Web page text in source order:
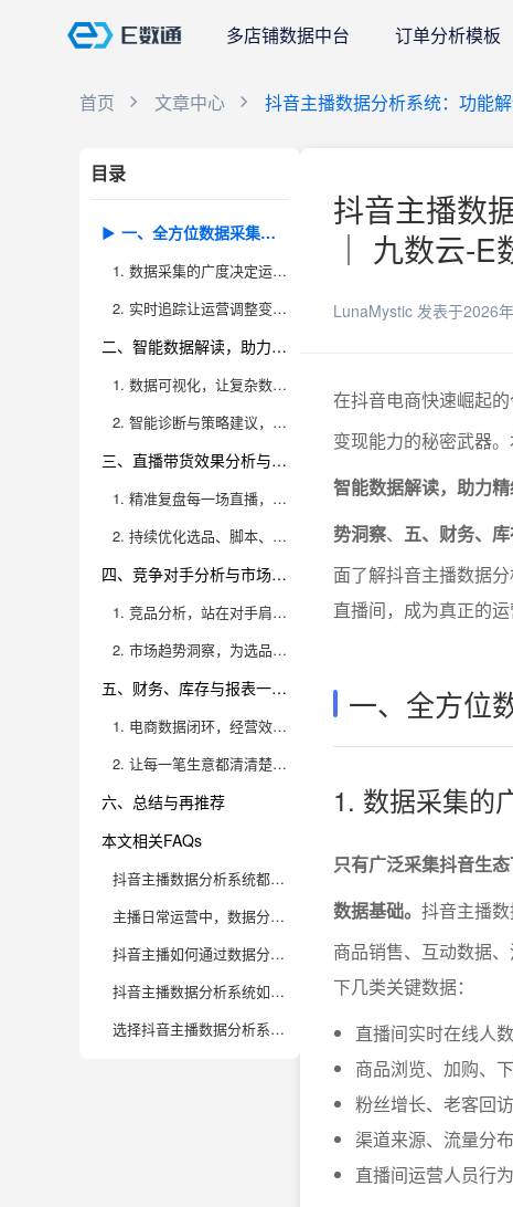
多店铺数据中台 订单分析模板
首页 文章中心 抖音主播数据分析系统：功能
目录
一、全方位数据采集与实时追踪
1. 数据采集的广度决定运营的深度
2. 实时追踪让运营调整变得敏捷
二、智能数据解读，助力精细化运营
1. 数据可视化，让复杂数据一目了然
2. 智能诊断与策略建议，提升运营决策科学性
三、直播带货效果分析与优化
1. 精准复盘每一场直播，找到业绩提升抓手
2. 持续优化选品、脚本、排班、推广等策略
四、竞争对手分析与市场趋势洞察
1. 竞品分析，站在对手肩膀上创新
2. 市场趋势洞察，为选品和内容创新导航
五、财务、库存与报表一体化管理
1. 电商数据闭环，经营效率质的飞跃
2. 让每一笔生意都清清楚楚、有据可依
六、总结与再推荐
本文相关FAQs
抖音主播数据分析系统都有哪些核心功能？
主播日常运营中，数据分析系统能带来哪些实际帮助？
抖音主播如何通过数据分析系统优化带货转化率？
抖音主播数据分析系统如何帮助团队实现高效协作？
选择抖音主播数据分析系统时，有哪些关键考量？
抖音主播数
｜ 九数云-E
LunaMystic 发表于2026
在抖音电商快速崛起
变现能力的秘密武器
智能数据解读，助力
势洞察、 五、财务、
面了解抖音主播数据
直播间，成为真正的运
一、全方位
1. 数据采集的
只有广泛采集抖音生
数据基础。 抖音主播
商品销售、互动数据
下几类关键数据：
直播间实时在线人
商品浏览、加购、
粉丝增长、老客回
渠道来源、流量分
直播间运营人员行